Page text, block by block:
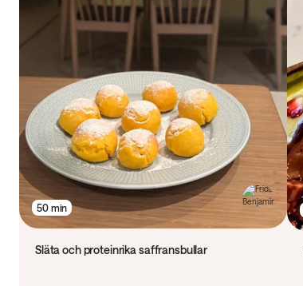
50 min
Släta och proteinrika saffransbullar